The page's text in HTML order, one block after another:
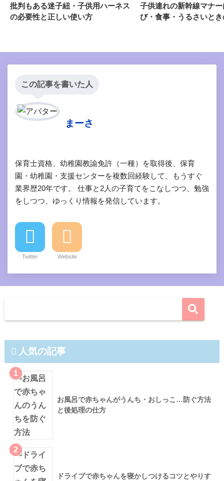
批判もある迷子紐・子供用ハーネス
の必要性と正しい使い方
子供連れの新幹線マナ
び・食事・うるさいと
この記事を書いた人
まーさ
保育士資格、幼稚園教諭免許（一種）を取得後、保育
園・幼稚園・支援センターを複数回経験して、もうすぐ
業界歴20年です。 仕事と2人の子育てをこなしつつ、勉強
をしつつ、ゆっくり情報を発信しています。
Twitter Website
人気の記事
1
お風呂で赤ちゃんがうんち・おしっこ…防ぐ方法
と後処理の仕方
2
ドライブで赤ちゃんを寝かしつけるコツとやりす